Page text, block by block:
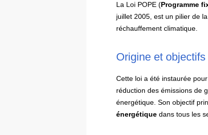
La Loi POPE (Programme
juillet 2005, est un pilier de
réchauffement climatique.
Origine et objectifs
Cette loi a été instaurée
réduction des émissions de
énergétique. Son objectif
énergétiquedans tous les